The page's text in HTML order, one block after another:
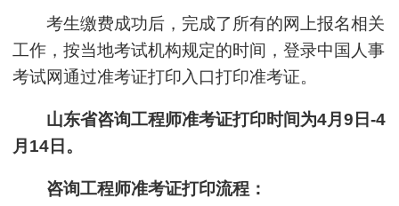
考生缴费成功后，完成了所有的网上报名相关
工作，按当地考试机构规定的时间，登录中国人事
考试网通过准考证打印入口打印准考证。
山东省咨询工程师准考证打印时间为4月9日-4
月14日。
咨询工程师准考证打印流程：